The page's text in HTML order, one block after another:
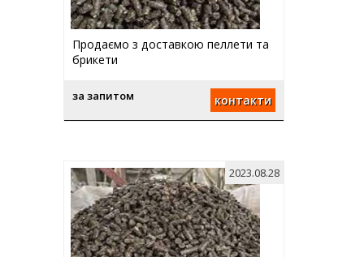
Продаємо з доставкою пеллети та
брикети
за запитом контакти
2023.08.28